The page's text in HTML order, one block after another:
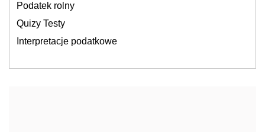
Podatek rolny
Quizy Testy
Interpretacje podatkowe